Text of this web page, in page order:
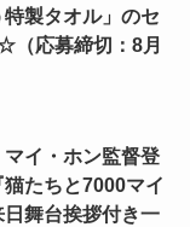
特製タオル」のセ
（応募締切：8月
マイ・ホン監督登
たちと7000マイ
舞台挨拶付き一